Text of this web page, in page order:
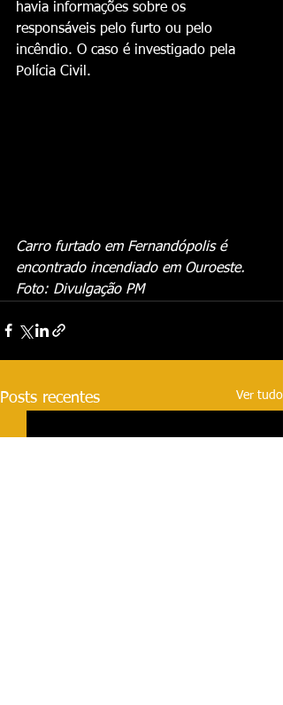
havia informações sobre os
responsáveis pelo furto ou pelo
incêndio. O caso é investigado pela
Polícia Civil.
Carro furtado em Fernandópolis é
encontrado incendiado em Ouroeste.
Foto: Divulgação PM
Posts recentes Ver tudo